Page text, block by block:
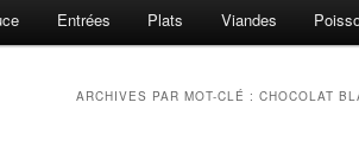
Entrées Plats Viandes
ARCHIVES PAR MOT-CLÉ : CHOCOLAT